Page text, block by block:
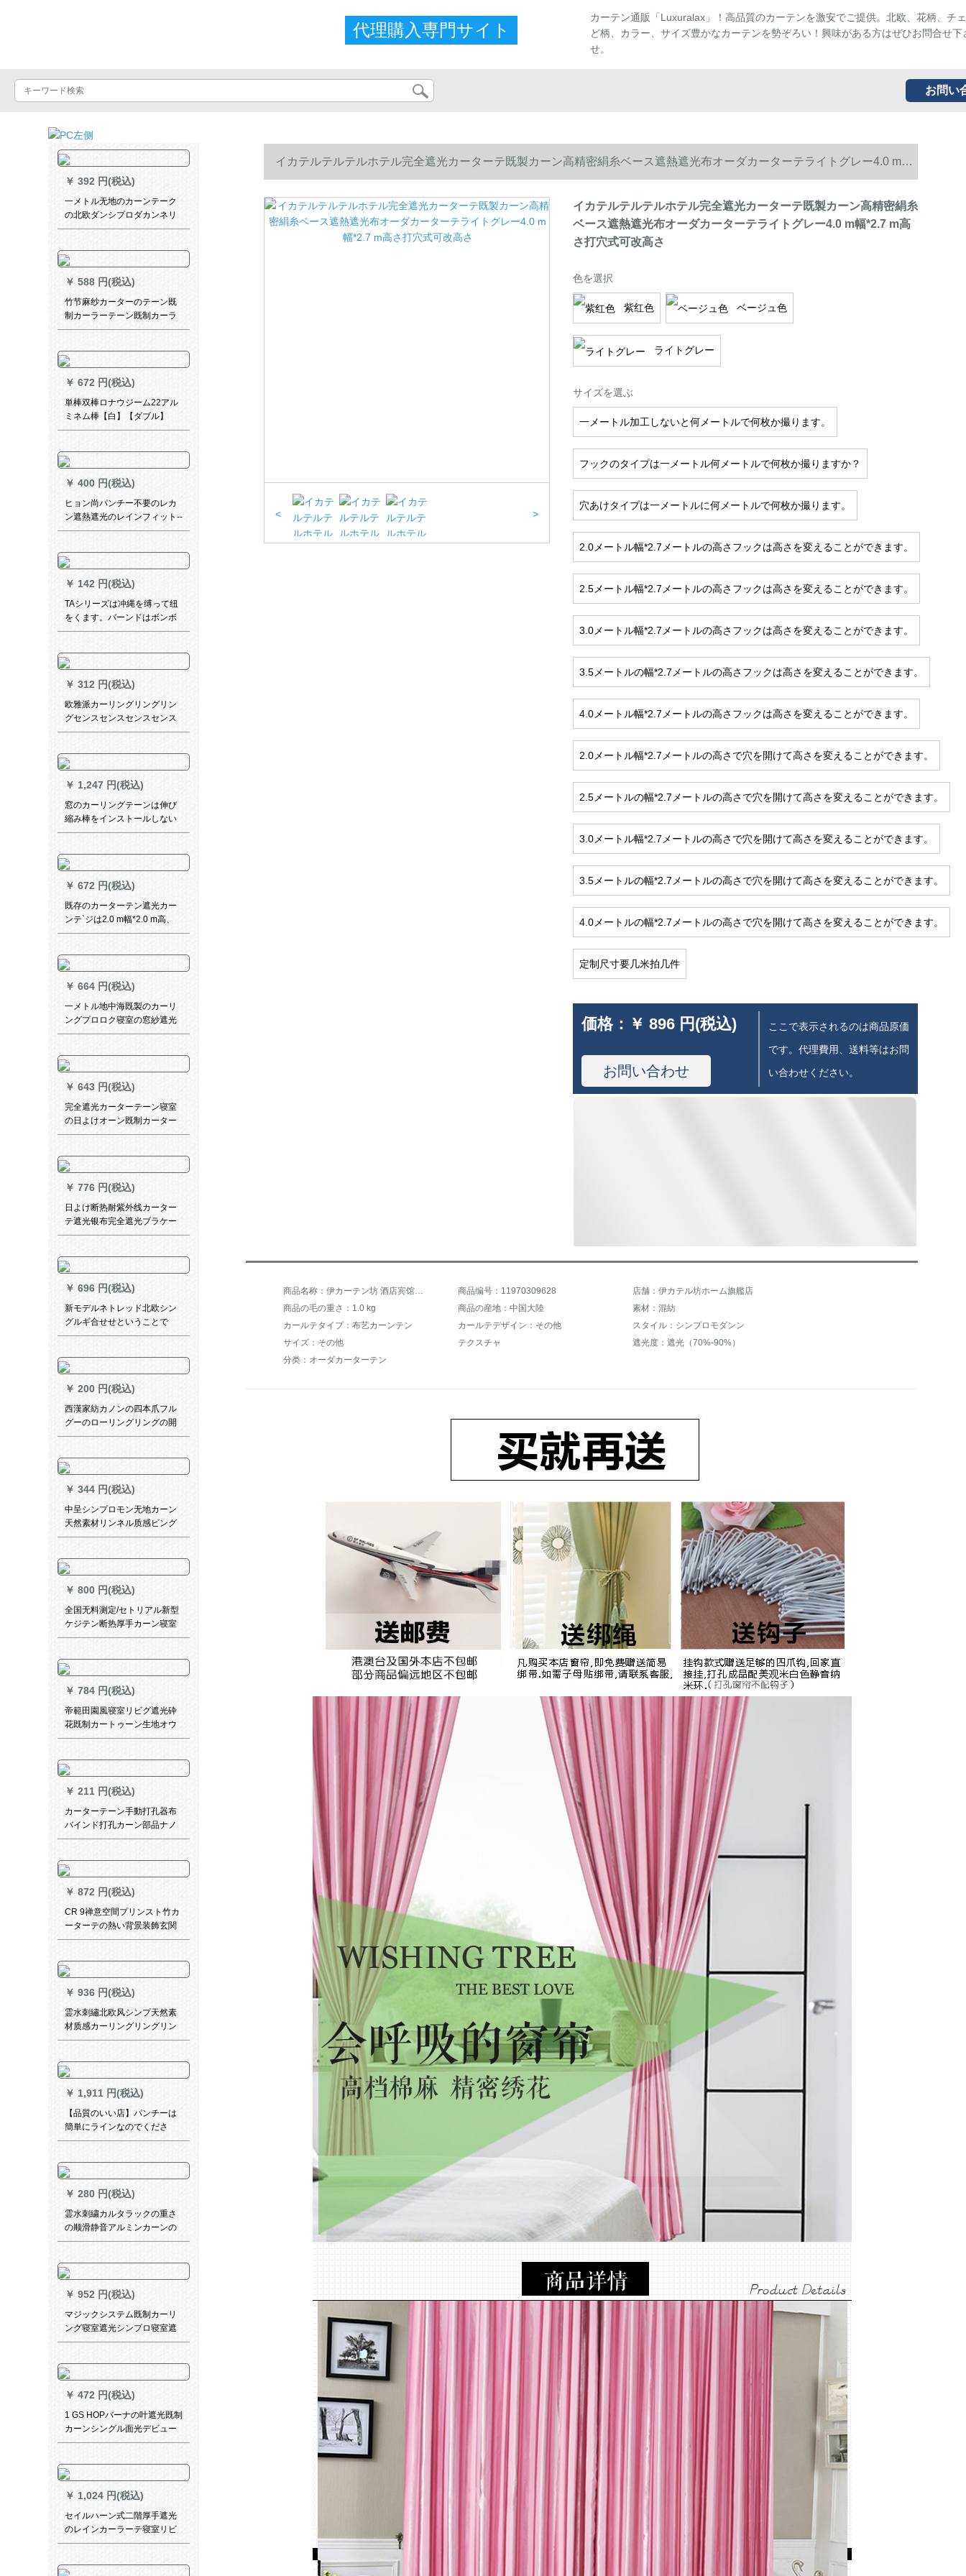
代理購入専門サイト
カーテン通販「Luxuralax」！高品質のカーテンを激安でご提供。北欧、花柄、チ
ど柄、カラー、サイズ豊かなカーテンを勢ぞろい！興味がある方はぜひお問合せ下
せ。
お問い
￥ 392 円(税込)
一メトル无地のカーンテーク
の北欧ダンシプロダカンネリ
ングリングリングリングリン
可奥纱白纱オーストリアダカ
ン1メトル打孔
￥ 588 円(税込)
竹节麻纱カーターのテーン既
制カーラーテーン既制カーラ
ーテーン既制カーラーテーリ
ングリングテーリングリング
リングリングリングリングリ
ングリングリングリングリン
グリングリングリングシステ
ムシステム
￥ 672 円(税込)
単棒双棒ロナウジーム22アル
ミネム棒【白】【ダブル】
￥ 400 円(税込)
ヒョン尚パンチー不要のレカ
ン遮熱遮光のレインフィット--
-131334 3
￥ 142 円(税込)
TAシリーズは冲縄を缚って纽
をくます。バーンドはボンボ
ンをかける。流苏は穂を吊り
います。テトラーは灰色の青
ペア（1号）です。
￥ 312 円(税込)
欧雅派カーリングリングリン
グセンスセンスセンスセンス
センスセンスセンスセンスセ
スセンスセンスセンスセンス
センスセンスセンスセンスセ
ンスセンスセンスセンスセン
スセンスセンスセンスセンス
センスセンスセンスセンスセ
￥ 1,247 円(税込)
窓のカーリングテーンは伸び
縮み棒をインストールしない
で窓から出て寝室の半遮光の
ショートカーンは伸び縮み棒
（1.15-1.75メートル）の糸
2.6幅*1.7高（単開式）を配合
しています。
￥ 672 円(税込)
既存のカーターテン遮光カー
ンテ`ジは2.0 m幅*2.0 m高、
打孔1枚をインスト`ルしない
￥ 664 円(税込)
一メトル地中海既製のカーリ
ングプロロク寝室の窓紗遮光
布耳語海岸3号の色布カーター
￥ 643 円(税込)
完全遮光カーターテーン寝室
の日よけオーン既制カーター
の厚い手UVカート断热出窓遮
【通常暗号化両面银】単独使
用
￥ 776 円(税込)
日よけ断热耐紫外线カーター
テ遮光银布完全遮光ブラケー
ステ`ン日よけ断热UVカータ
ーリング寝室リングビン4.0枚
*1.9高単独用厚手-银色朝室内
￥ 696 円(税込)
新モデルネトレッド北欧シン
グルギ合せせということで
す。完全遮光布既製カーター
は、「ベルベット麻綴色」と
の湖青+黄色2.0枚2.2高フルを
装着しています。
￥ 200 円(税込)
西漢家紡カノンの四本爪フル
グーのローリングリングの開
口リングが40個あります。
￥ 344 円(税込)
中呈シンプロモン无地カーン
天然素材リンネル质感ビング
イ寝室扫き出し窓既制カータ
オ·ダカーン専门撮影连络サビ
ース
￥ 800 円(税込)
全国无料测定/セトリアル新型
ケジテン断热厚手カーン寝室
リングリング寝室リングビコ
享特权:百秒変百元再享フルコ
トート7割特典としてメニュー
1枚をお届けします。
￥ 784 円(税込)
帝範田園風寝室リビグ遮光砕
花既制カートゥーン生地オウ
タテテン（一枚の価格格）2.5
ク）
￥ 211 円(税込)
カーターテーン手動打孔器布
バインド打孔カーン部品ナノ
リングリングリングリングリ
トツール52 mm打孔器セクト
【刀头＋スペアサー】
￥ 872 円(税込)
CR 9禅意空間プリンスト竹カ
ーターテの熱い背景装飾玄関
掛画遮光茶楼禅の悟MK-ZL
￥ 936 円(税込)
霊水刺繡北欧风シンプ天然素
材质感カーリングリングリン
グリングリングリングリング
ダンテ断热ストレーンテーリ
ングリング既制カーストスト
リングリング大コース
￥ 1,911 円(税込)
【品質のいい店】パンチーは
簡単にラインなのでくださ
い。完全に遮光して、寝室を
ないでください。レンタルム
の寮トレレ简易小窓ショウシ
ョッカーテルジ。テ－ン新遮
光シ－ト緑植緑（誘拐バーン
ドを送る。）遮光率90%幅
￥ 280 円(税込)
霊水刺繍カルタラックの重さ
の顺滑静音アルミンカーンの
厚い手直线レ-ルの取り付けに
￥ 952 円(税込)
マジックシステム既制カーリ
ング寝室遮光シンプロ寝室遮
光シンダーパッド不要贴る无
X高2.7面深灰色
￥ 472 円(税込)
1 GS HOPバーナの叶遮光既制
カーンシングル面光デビュー
モデルサポートオーダシリー
シンプリーバ遮光カーンテー
ジジット1.5メトル高2.7メト
ルコールコールコールコール
コールコールコール
￥ 1,024 円(税込)
セイルハーン式二階厚手遮光
のレインカーラーテ寝室リビ
ト書斎カーンメードド1平方价
します）
イカテルテルテルホテル完全遮光カーターテ既製カーン高精密絹糸ベース遮熱遮光布オーダカーターテライトグレー4.0 m幅
*2.7 m高さ打穴式可改高さ
< >
イカテルテルテルホテル完全遮光カーターテ既製カーン高精密絹糸
ベース遮熱遮光布オーダカーターテライトグレー4.0 m幅*2.7 m高
さ打穴式可改高さ
色を選択
紫红色 ベージュ色
ライトグレー
サイズを選ぶ
一メートル加工しないと何メートルで何枚か撮ります。
フックのタイプは一メートル何メートルで何枚か撮りますか？
穴あけタイプは一メートルに何メートルで何枚か撮ります。
2.0メートル幅*2.7メートルの高さフックは高さを変えることができます。
2.5メートル幅*2.7メートルの高さフックは高さを変えることができます。
3.0メートル幅*2.7メートルの高さフックは高さを変えることができます。
3.5メートルの幅*2.7メートルの高さフックは高さを変えることができます。
4.0メートル幅*2.7メートルの高さフックは高さを変えることができます。
2.0メートル幅*2.7メートルの高さで穴を開けて高さを変えることができます。
2.5メートルの幅*2.7メートルの高さで穴を開けて高さを変えることができます。
3.0メートル幅*2.7メートルの高さで穴を開けて高さを変えることができます。
3.5メートルの幅*2.7メートルの高さで穴を開けて高さを変えることができます。
4.0メートルの幅*2.7メートルの高さで穴を開けて高さを変えることができます。
定制尺寸要几米拍几件
価格： ￥ 896 円(税込)
お問い合わせ
ここで表示されるのは商品原価
です。代理費用、送料等はお問
い合わせください。
商品编号：11970309628
店舗：伊カテル坊ホーム旗艦店
商品の毛の重さ：1.0 kg
商品の産地：中国大陸
素材：混紡
カールテタイプ：布艺カーンテン
カールテデザイン：その他
スタイル：シンプロモダンン
サイズ：その他
テクスチャ
遮光度：遮光（70%-90%）
分类：オーダカーターテン